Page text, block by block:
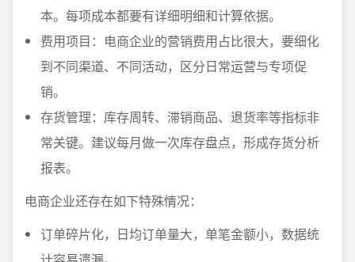
本。每项成本都要有详细明细和计算依据。
费用项目：电商企业的营销费用占比很大，要细化
到不同渠道、不同活动，区分日常运营与专项促
销。
存货管理：库存周转、滞销商品、退货率等指标非
常关键。建议每月做一次库存盘点，形成存货分析
报表。
电商企业还存在如下特殊情况：
订单碎片化，日均订单量大，单笔金额小，数据统